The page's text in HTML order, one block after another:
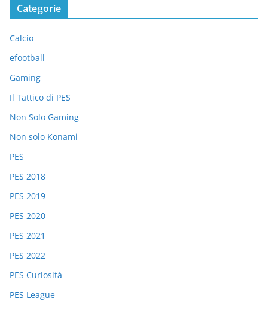
Categorie
Calcio
efootball
Gaming
Il Tattico di PES
Non Solo Gaming
Non solo Konami
PES
PES 2018
PES 2019
PES 2020
PES 2021
PES 2022
PES Curiosità
PES League